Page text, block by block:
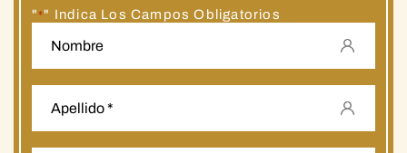
" *" Indica Los Campos Obligatorios